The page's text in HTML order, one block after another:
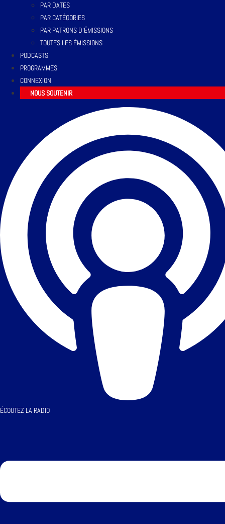
PAR DATES
PAR CATÉGORIES
PAR PATRONS D’ÉMISSIONS
TOUTES LES ÉMISSIONS
PODCASTS
PROGRAMMES
CONNEXION
NOUS SOUTENIR
ÉCOUTEZ LA RADIO